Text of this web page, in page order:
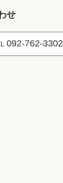
せ
092-762-3302